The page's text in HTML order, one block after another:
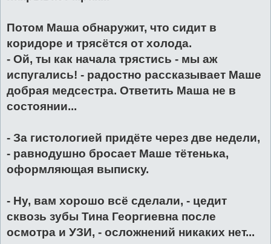
Потом Маша обнаружит, что сидит в
коридоре и трясётся от холода.
- Ой, ты как начала трястись - мы аж
испугались! - радостно рассказывает Маше
добрая медсестра. Ответить Маша не в
состоянии...
- За гистологией придёте через две недели,
- равнодушно бросает Маше тётенька,
оформляющая выписку.
- Ну, вам хорошо всё сделали, - цедит
сквозь зубы Тина Георгиевна после
осмотра и УЗИ, - осложнений никаких нет...